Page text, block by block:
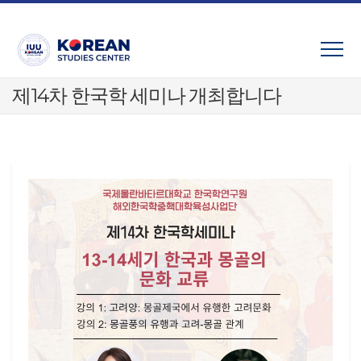
Skip
content
제14차 한국학 세미나 개최합니다